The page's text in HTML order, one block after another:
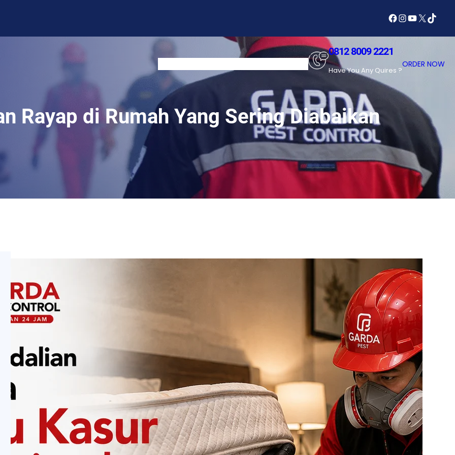
Facebook
Instagram
YouTube
X TikTok
0812 8009 2221
Have You Any Quires ?
ORDER NOW
Rayap di Rumah Yang Sering Diabaikan